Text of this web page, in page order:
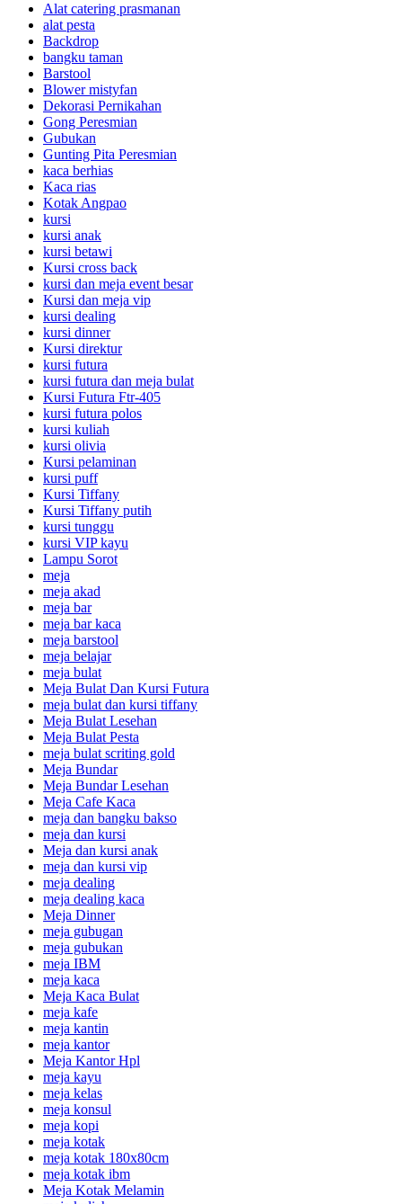
Alat catering prasmanan
alat pesta
Backdrop
bangku taman
Barstool
Blower mistyfan
Dekorasi Pernikahan
Gong Peresmian
Gubukan
Gunting Pita Peresmian
kaca berhias
Kaca rias
Kotak Angpao
kursi
kursi anak
kursi betawi
Kursi cross back
kursi dan meja event besar
Kursi dan meja vip
kursi dealing
kursi dinner
Kursi direktur
kursi futura
kursi futura dan meja bulat
Kursi Futura Ftr-405
kursi futura polos
kursi kuliah
kursi olivia
Kursi pelaminan
kursi puff
Kursi Tiffany
Kursi Tiffany putih
kursi tunggu
kursi VIP kayu
Lampu Sorot
meja
meja akad
meja bar
meja bar kaca
meja barstool
meja belajar
meja bulat
Meja Bulat Dan Kursi Futura
meja bulat dan kursi tiffany
Meja Bulat Lesehan
Meja Bulat Pesta
meja bulat scriting gold
Meja Bundar
Meja Bundar Lesehan
Meja Cafe Kaca
meja dan bangku bakso
meja dan kursi
Meja dan kursi anak
meja dan kursi vip
meja dealing
meja dealing kaca
Meja Dinner
meja gubugan
meja gubukan
meja IBM
meja kaca
Meja Kaca Bulat
meja kafe
meja kantin
meja kantor
Meja Kantor Hpl
meja kayu
meja kelas
meja konsul
meja kopi
meja kotak
meja kotak 180x80cm
meja kotak ibm
Meja Kotak Melamin